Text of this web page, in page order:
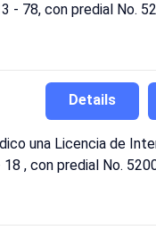
- 78, con predial No.
Details
una Licencia de
, con predial No.